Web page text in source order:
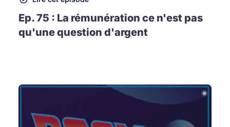
Ep. 75 : La rémunération ce n'est pas
qu'une question d'argent